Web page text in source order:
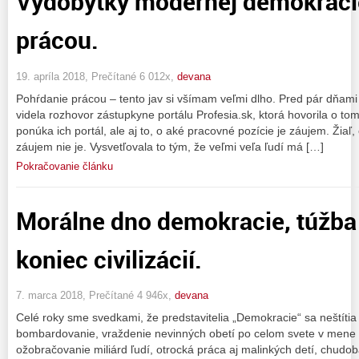
prácou.
19. apríla 2018, Prečítané 6 012x, devana
Pohŕdanie prácou – tento jav si všímam veľmi dlho. Pred pár
videla rozhovor zástupkyne portálu Profesia.sk, ktorá hovorila o
ponúka ich portál, ale aj to, o aké pracovné pozície je záujem.
záujem nie je. Vysvetľovala to tým, že veľmi veľa ľudí má […]
Pokračovanie článku
Morálne dno demokracie,
koniec civilizácií.
7. marca 2018, Prečítané 4 946x, devana
Celé roky sme svedkami, že predstavitelia „Demokracie“ sa
bombardovanie, vraždenie nevinných obetí po celom svete v
ožobračovanie miliárd ľudí, otrocká práca aj malinkých detí,